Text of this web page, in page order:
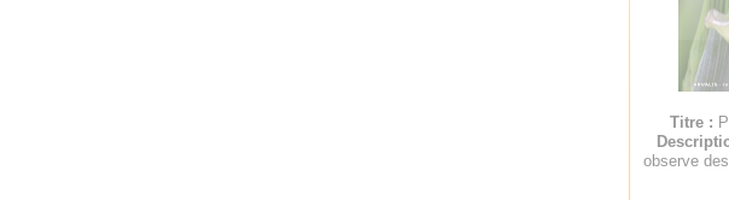
Titre :
observe